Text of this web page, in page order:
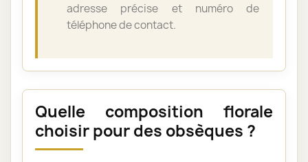
adresse précise et numéro de
téléphone de contact.
Quelle composition florale
choisir pour des obsèques ?